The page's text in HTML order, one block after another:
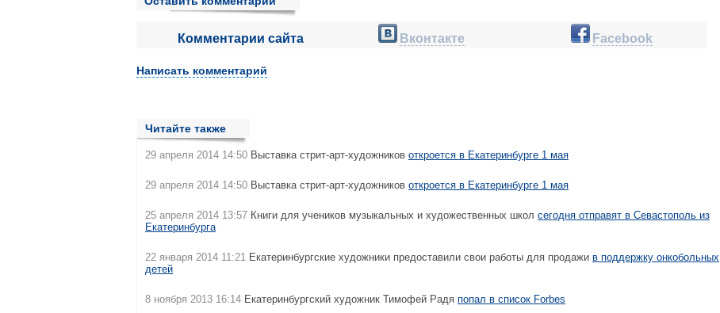
Комментарии сайта Вконтакте Facebook
Написать комментарий
Читайте также
29 апреля 2014 14:50 Выставка стрит-арт-художников откроется в Екатеринбурге 1 мая
29 апреля 2014 14:50 Выставка стрит-арт-художников откроется в Екатеринбурге 1 мая
25 апреля 2014 13:57 Книги для учеников музыкальных и художественных школ сегодня отправят в Севастополь из
Екатеринбурга
22 января 2014 11:21 Екатеринбургские художники предоставили свои работы для продажи в поддержку онкобольных
детей
8 ноября 2013 16:14 Екатеринбургский художник Тимофей Радя попал в список Forbes